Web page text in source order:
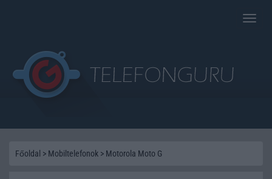
Toggle
Főoldal > Mobiltelefonok > Motorola Moto G